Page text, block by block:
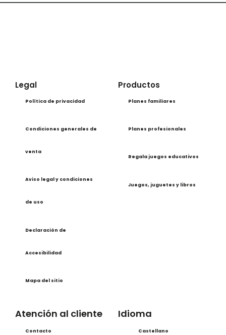
Legal
Política de privacidad
Condiciones generales de
venta
Aviso legal y condiciones
de uso
Declaración de
Accesibilidad
Mapa del sitio
Productos
Planes familiares
Planes profesionales
Regala juegos educativos
Juegos, juguetes y libros
Atención al cliente
Contacto
Idioma
Castellano